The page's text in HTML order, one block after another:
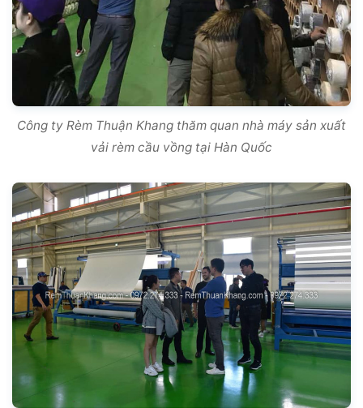
Công ty Rèm Thuận Khang thăm quan nhà máy sản xuất
vải rèm cầu vồng tại Hàn Quốc